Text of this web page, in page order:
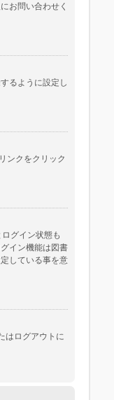
お問い合わせく
るように設定し
ンクをクリック
グイン状態も
イン機能は図書
している事を意
はログアウトに